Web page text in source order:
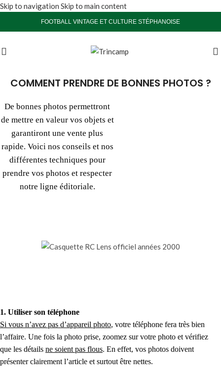
Skip to navigation Skip to main content
FOOTBALL VINTAGE ET CULTURE STÉPHANOISE
COMMENT PRENDRE DE BONNES PHOTOS ?
De bonnes photos permettront
de mettre en valeur vos objets et
garantiront une vente plus
rapide. Voici nos conseils et nos
différentes techniques pour
prendre vos photos et respecter
notre ligne éditoriale.
1. Utiliser son téléphone
Si vous n’avez pas d’appareil photo, votre téléphone fera très bien
l’affaire. Une fois la photo prise, zoomez sur votre photo et vérifiez
que les détails ne soient pas flous. En effet, vos photos doivent
présenter clairement l’article et surtout être nettes.